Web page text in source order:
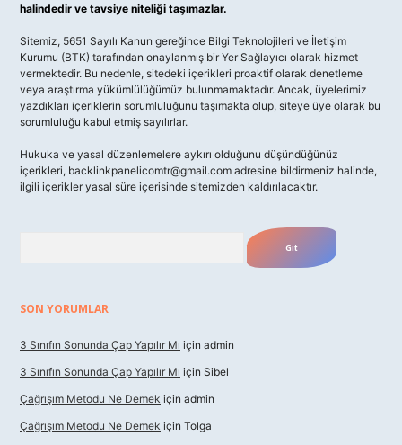
halindedir ve tavsiye niteliği taşımazlar.
Sitemiz, 5651 Sayılı Kanun gereğince Bilgi Teknolojileri ve İletişim
Kurumu (BTK) tarafından onaylanmış bir Yer Sağlayıcı olarak hizmet
vermektedir. Bu nedenle, sitedeki içerikleri proaktif olarak denetleme
veya araştırma yükümlülüğümüz bulunmamaktadır. Ancak, üyelerimiz
yazdıkları içeriklerin sorumluluğunu taşımakta olup, siteye üye olarak bu
sorumluluğu kabul etmiş sayılırlar.
Hukuka ve yasal düzenlemelere aykırı olduğunu düşündüğünüz
içerikleri, backlinkpanelicomtr@gmail.com adresine bildirmeniz halinde,
ilgili içerikler yasal süre içerisinde sitemizden kaldırılacaktır.
SON YORUMLAR
3 Sınıfın Sonunda Çap Yapılır Mı için admin
3 Sınıfın Sonunda Çap Yapılır Mı için Sibel
Çağrışım Metodu Ne Demek için admin
Çağrışım Metodu Ne Demek için Tolga